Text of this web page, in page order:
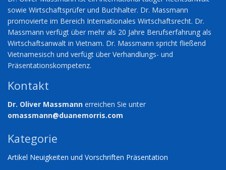
sowie Wirtschaftsprüfer und Buchhalter. Dr. Massmann
promovierte im Bereich Internationales Wirtschaftsrecht. Dr.
Massmann verfügt über mehr als 20 Jahre Berufserfahrung als
Wirtschaftsanwalt in Vietnam. Dr. Massmann spricht fließend
Vietnamesisch und verfügt über Verhandlungs- und
Präsentationskompetenz.
Kontakt
Dr. Oliver Massmann erreichen Sie unter
omassmann@duanemorris.com
Kategorie
Artikel Neuigkeiten und Vorschriften Präsentation